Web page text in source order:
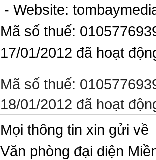
- Website:
Mã số thuế:
17/01/2012 đã hoạt
Mã số thuế:
18/01/2012 đã hoạt
Mọi thông tin xin gửi về
Văn phòng đại diện